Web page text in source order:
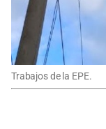
Trabajos de la EPE.